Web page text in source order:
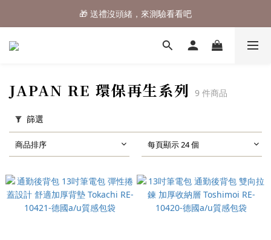
⌛行李箱結帳 72折 至8/9止
🎁 送禮沒頭緒，來測驗看看吧
⌛行李箱結帳 72折 至8/9止
JAPAN RE 環保再生系列 9 件商品
篩選
商品排序 每頁顯示 24 個